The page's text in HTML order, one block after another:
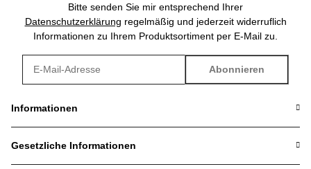
Bitte senden Sie mir entsprechend Ihrer
Datenschutzerklärung regelmäßig und jederzeit widerruflich
Informationen zu Ihrem Produktsortiment per E-Mail zu.
Abonnieren
Informationen
Gesetzliche Informationen